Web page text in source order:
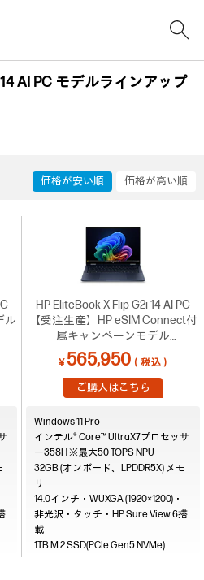
AI PC モデルラインアップ
価格が安い順 価格が高い順
ル
HP EliteBook X Flip G2i 14 AI PC
【受注生産】HP eSIM Connect付
属キャンペーンモデル
3（D4WV2PA・
UltraX7/32GB/1TS）
￥ 565,950（税込）
ご購入はこちら
Windows 11 Pro
インテル® Core™ UltraX7プロセッサ
ー358H ※最大50 TOPS NPU
32GB (オンボード、LPDDR5X)
14.0インチ・WUXGA (1920×1200)・
非光沢・タッチ・HP Sure View 6搭
載
1TB M.2 SSD(PCIe Gen5 NVMe)